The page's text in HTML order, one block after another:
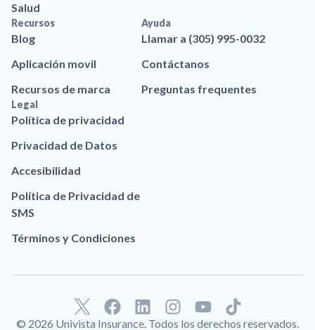
Salud
Recursos
Blog
Aplicación movil
Recursos de marca
Ayuda
Llamar a (305) 995-0032
Contáctanos
Preguntas frequentes
Legal
Política de privacidad
Privacidad de Datos
Accesibilidad
Política de Privacidad de
SMS
Términos y Condiciones
F
a
L
i
I
n
Y
o
T
i
© 2026 Univista Insurance. Todos los derechos reservados.